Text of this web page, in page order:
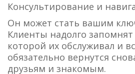
Консультирование и
Он может стать вашим
Клиенты надолго
которой их обслуживал и
обязательно вернутся
друзьям и знакомым.